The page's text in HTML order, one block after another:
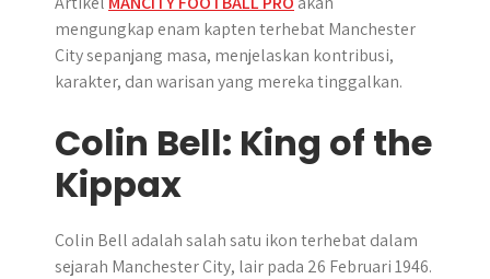
mengungkap enam kapten terhebat Manchester
City sepanjang masa, menjelaskan kontribusi,
karakter, dan warisan yang mereka tinggalkan.
Colin Bell: King of the
Kippax
Colin Bell adalah salah satu ikon terhebat dalam
sejarah Manchester City, lair pada 26 Februari 1946.